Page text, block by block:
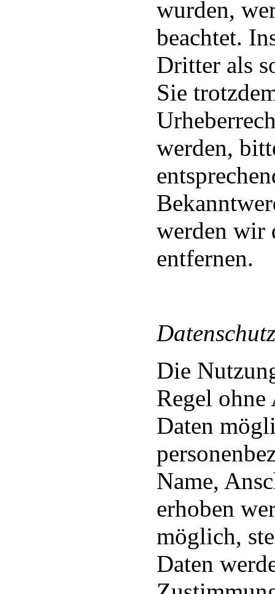
wurden,
beachtet.
Dritter als
Sie
werden,
werden wir
entfernen.
Datenschutz
Die
Regel ohne
Daten
Name,
erhoben
möglich,
Daten